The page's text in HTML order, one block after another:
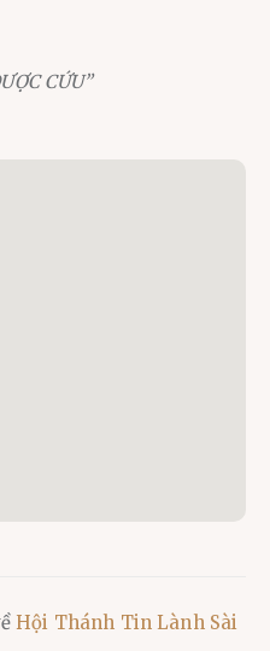
CỨU”
Hội Thánh Tin Lành Sài